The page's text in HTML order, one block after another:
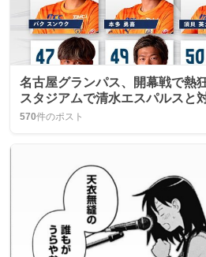
名古屋グランパス、開幕戦で熱
スタジアムで清水エスパルスと
570件のポスト